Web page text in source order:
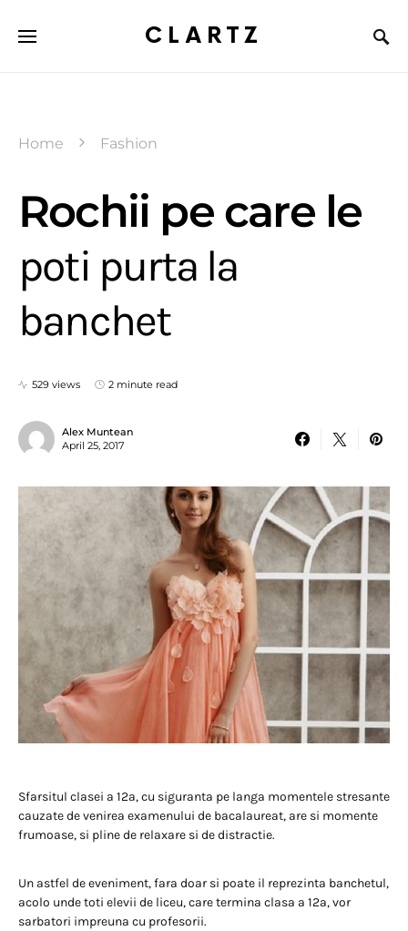
CLARTZ
Home Fashion
Rochii pe care le
poti purta la
banchet
529 views 2 minute read
Alex Muntean
April 25, 2017
Sfarsitul clasei a 12a, cu siguranta pe langa momentele stresante
cauzate de venirea examenului de bacalaureat, are si momente
frumoase, si pline de relaxare si de distractie.
Un astfel de eveniment, fara doar si poate il reprezinta banchetul,
acolo unde toti elevii de liceu, care termina clasa a 12a, vor
sarbatori impreuna cu profesorii.